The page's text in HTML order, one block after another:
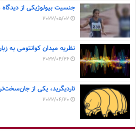
جنسیت بیولوژیکی از
2022/05/02
نظریه میدان کوانتومی به
2022/04/26
تاردیگرید، یکی از
2022/04/20